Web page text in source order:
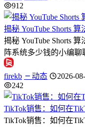
912
揭秘 YouTube Shorts
揭秘 YouTube Shorts
阵系统多少钱的小编
firekb 动态
2026-
242
TikTok销售：如何在
TikTok销售：如何在